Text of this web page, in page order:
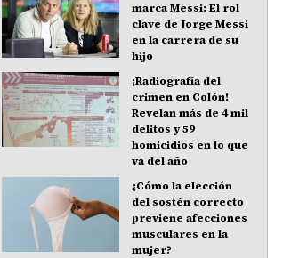
marca Messi: El rol
clave de Jorge Messi
en la carrera de su
hijo
¡Radiografía del
crimen en Colón!
Revelan más de 4 mil
delitos y 59
homicidios en lo que
va del año
¿Cómo la elección
del sostén correcto
previene afecciones
musculares en la
mujer?